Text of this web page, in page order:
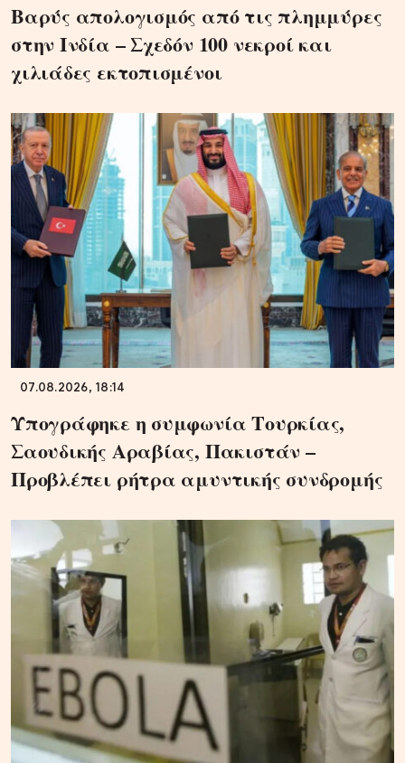
Βαρύς απολογισμός από τις πλημμύρες
στην Ινδία – Σχεδόν 100 νεκροί και
χιλιάδες εκτοπισμένοι
07.08.2026, 18:14
Υπογράφηκε η συμφωνία Τουρκίας,
Σαουδικής Αραβίας, Πακιστάν –
Προβλέπει ρήτρα αμυντικής συνδρομής